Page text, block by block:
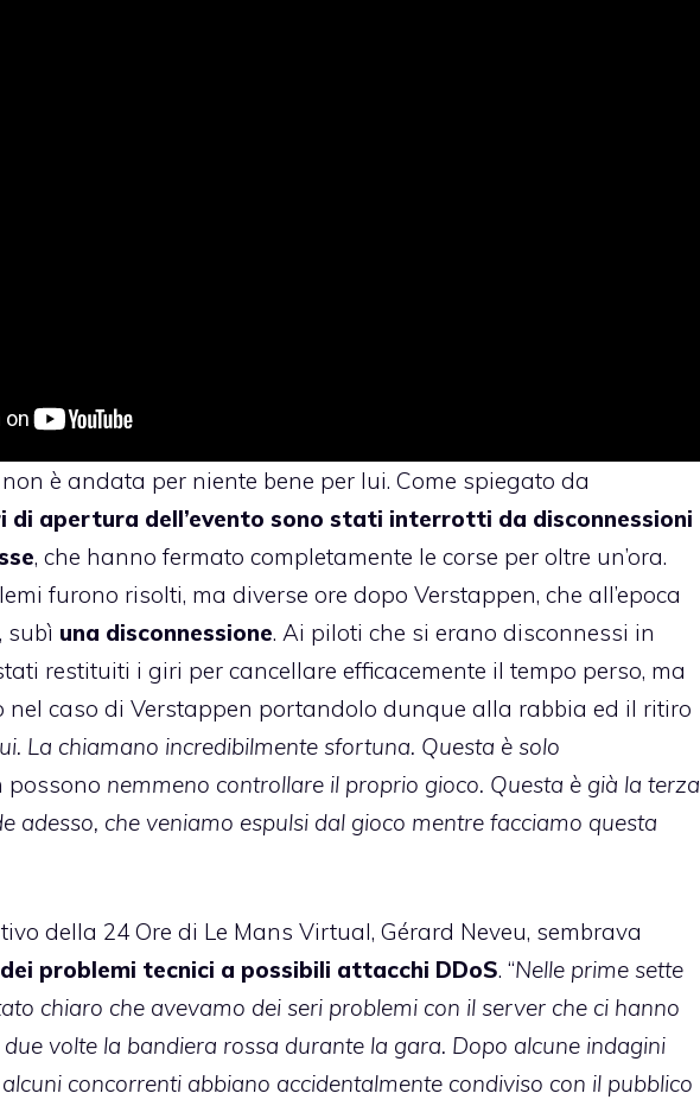
è andata per niente bene per lui. Come spiegato da
di apertura dell’evento sono stati interrotti da disconnessioni
, che hanno fermato completamente le corse per oltre un’ora.
furono risolti, ma diverse ore dopo Verstappen, che all’epoca
subì una disconnessione. Ai piloti che si erano disconnessi in
restituiti i giri per cancellare efficacemente il tempo perso, ma
nel caso di Verstappen portandolo dunque alla rabbia ed il ritiro
La chiamano incredibilmente sfortuna. Questa è solo
possono nemmeno controllare il proprio gioco. Questa è già la terza
adesso, che veniamo espulsi dal gioco mentre facciamo questa
della 24 Ore di Le Mans Virtual, Gérard Neveu, sembrava
problemi tecnici a possibili attacchi DDoS. “Nelle prime sette
chiaro che avevamo dei seri problemi con il server che ci hanno
volte la bandiera rossa durante la gara. Dopo alcune indagini
concorrenti abbiano accidentalmente condiviso con il pubblico